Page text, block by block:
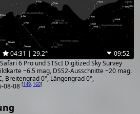
04:31 | 29.2°
09:52
6 Pro und STScI Digitized Sky Survey
~6.5 mag, DSS2-Ausschnitte ~20 mag.
Breitengrad 0°, Längengrad 0°,
08-08 [149, 160]